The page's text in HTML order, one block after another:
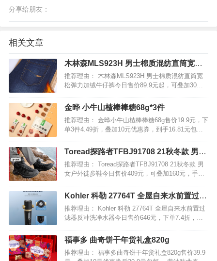
分享给朋友：
相关文章
木林森MLS923H 男士棉质混纺直筒宽松
弹力加绒牛仔裤
推荐理由： 木林森MLS923H 男士棉质混纺直筒宽
松弹力加绒牛仔裤今日售价89.9元起，可叠加30元
棉涤混纺面料，柔软透气，不易起球褶皱，微弹不
紧绷，穿着舒适。且经过水洗工艺处理，版型挺…
金晔 小牛山楂棒棒糖68g*3件
推荐理由： 金晔小牛山楂棒棒糖68g售价19.9元，下
单3件4.49折，叠加10元优惠券，到手16.81元包
好风味，宝宝超爱吃。餐前开胃餐后助消化。…
Toread探路者TFBJ91708 21秋冬款 男女
户外徒步鞋
推荐理由： Toread探路者TFBJ91708 21秋冬款 男
女户外徒步鞋今日售价409元，可叠加160元，手机
选。 这款登山鞋的鞋面是磨砂超细纤维+网布材
料，高强度、抗撕裂，兼顾透气、包…
Kohler 科勒 27764T 全屋自来水前置过滤
器反冲洗净水器
推荐理由： Kohler 科勒 27764T 全屋自来水前置过
滤器反冲洗净水器今日售价646元，下单7.4折，还
单实付398元包邮，超值低价了。 科勒 27764T 全屋
自来水前置过滤器反冲…
福事多 曲奇饼干年货礼盒820g
推荐理由： 福事多曲奇饼干年货礼盒820g售价39.9